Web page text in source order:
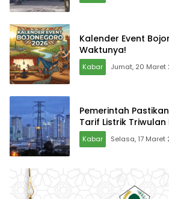
Kalender Event
Waktunya!
Kabar Jumat, 20 Maret
Pemerintah
Tarif Listrik Triwulan
Kabar Selasa, 17 Maret